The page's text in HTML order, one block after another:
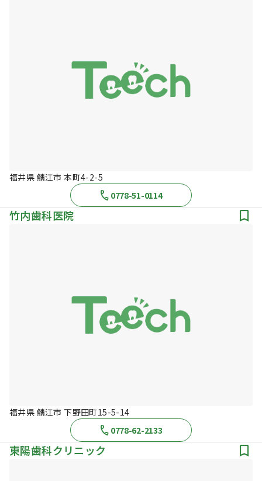
福井県 鯖江市 本町4-2-5
0778-51-0114
竹内歯科医院
福井県 鯖江市 下野田町15-5-14
0778-62-2133
東陽歯科クリニック